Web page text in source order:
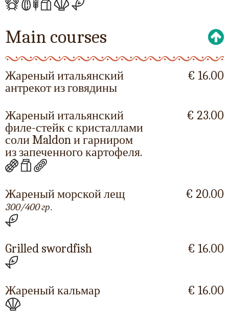
Main courses
Жареный итальянский
антрекот из говядины
€ 16.00
Жареный итальянский
филе-стейк с кристаллами
соли Maldon и гарниром
из запеченного картофеля.
€ 23.00
Жареный морской лещ
300/400 гр.
€ 20.00
Grilled swordfish € 16.00
Жареный кальмар € 16.00